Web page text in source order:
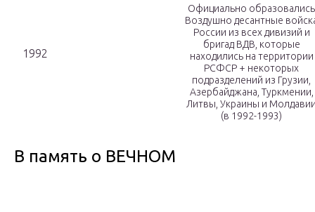
1992
Официально образовались
Воздушно десантные
России из всех дивизий и
бригад ВДВ, которые
находились на территории
РСФСР + некоторых
подразделений из Грузии,
Азербайджана, Туркмении,
Литвы, Украины и
(в 1992-1993)
В память о ВЕЧНОМ